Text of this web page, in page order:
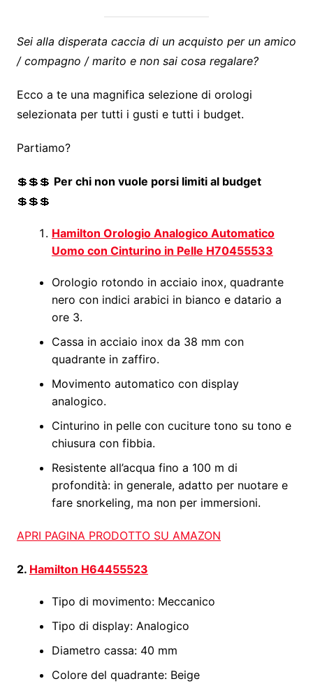
Sei alla disperata caccia di un acquisto per un amico
/ compagno / marito e non sai cosa regalare?
Ecco a te una magnifica selezione di orologi
selezionata per tutti i gusti e tutti i budget.
Partiamo?
💲💲💲 Per chi non vuole porsi limiti al budget
💲💲💲
Hamilton Orologio Analogico Automatico
Uomo con Cinturino in Pelle H70455533
Orologio rotondo in acciaio inox, quadrante
nero con indici arabici in bianco e datario a
ore 3.
Cassa in acciaio inox da 38 mm con
quadrante in zaffiro.
Movimento automatico con display
analogico.
Cinturino in pelle con cuciture tono su tono e
chiusura con fibbia.
Resistente all’acqua fino a 100 m di
profondità: in generale, adatto per nuotare e
fare snorkeling, ma non per immersioni.
APRI PAGINA PRODOTTO SU AMAZON
2. Hamilton H64455523
Tipo di movimento: Meccanico
Tipo di display: Analogico
Diametro cassa: 40 mm
Colore del quadrante: Beige